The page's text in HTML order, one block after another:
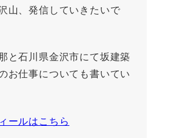
山、発信していきたいで
と石川県金沢市にて坂建築
お仕事についても書いてい
ールはこちら